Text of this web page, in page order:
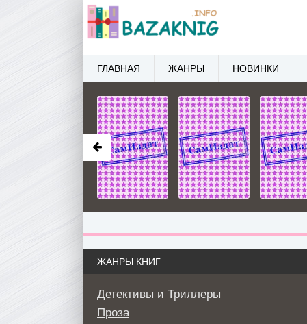
ЖАНРЫ КНИГ
Детективы и Триллеры
Проза
ГЛАВНАЯ ЖАНРЫ НОВИНКИ